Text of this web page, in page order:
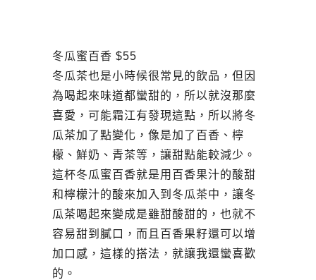
冬瓜蜜百香 $55
冬瓜茶也是小時候很常見的飲品，但因
為喝起來味道都蠻甜的，所以就沒那麼
喜愛，可能霜江有發現這點，所以將冬
瓜茶加了點變化，像是加了百香、檸
檬、鮮奶、青茶等，讓甜點能較減少。
這杯冬瓜蜜百香就是用百香果汁的酸甜
和檸檬汁的酸來加入到冬瓜茶中，讓冬
瓜茶喝起來變成是雖甜酸甜的，也就不
容易甜到膩口，而且百香果籽還可以增
加口感，這樣的搭法，就讓我還蠻喜歡
的。